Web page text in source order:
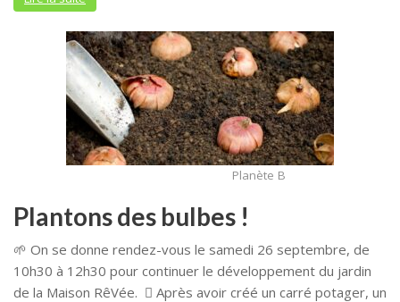
Planète B
Plantons des bulbes !
🌱 On se donne rendez-vous le samedi 26 septembre, de
10h30 à 12h30 pour continuer le développement du jardin
de la Maison RêVée. 🪏 Après avoir créé un carré potager, un